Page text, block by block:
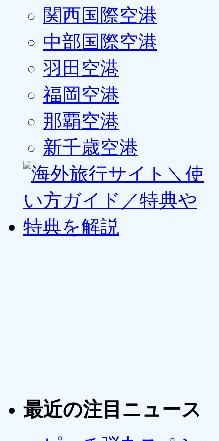
関西国際空港
中部国際空港
羽田空港
福岡空港
那覇空港
新千歳空港
最近の注目ニュース